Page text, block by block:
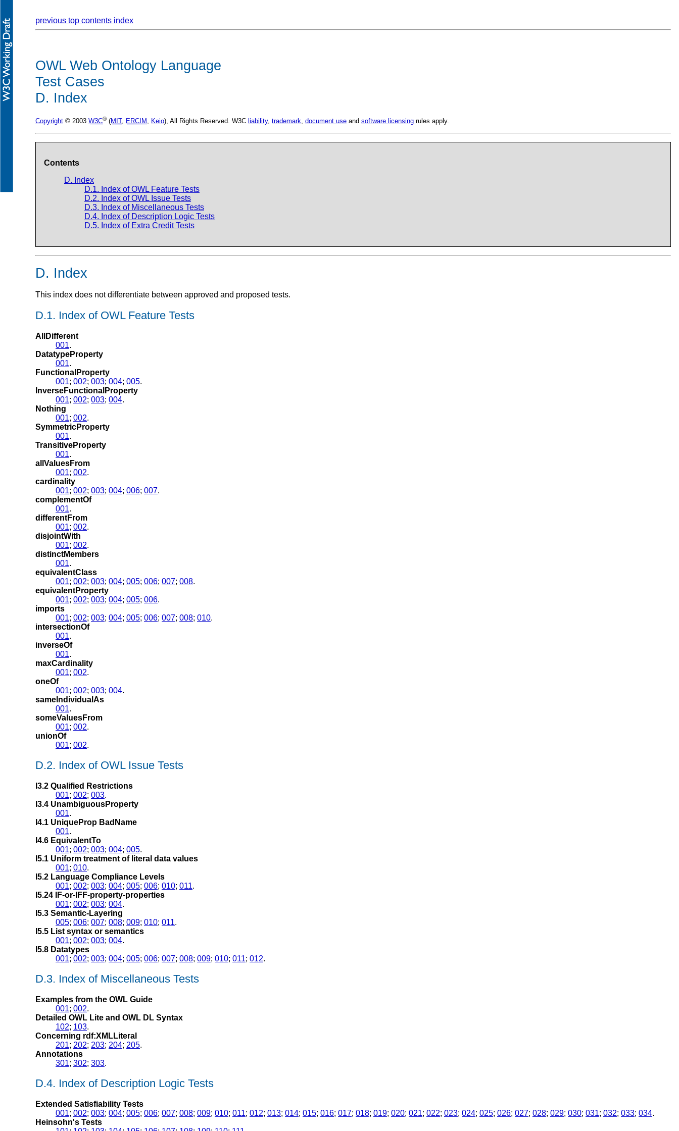
previous top contents index
OWL Web Ontology Language
Test Cases
D. Index
Copyright © 2003 W3C® (MIT, ERCIM Keio), All Rights Reserved. W3C liability, trademark document use and software licensing rules apply.
Contents
D. Index
D.1. Index of OWL Feature Tests
D.2. Index of OWL Issue Tests
D.3. Index of Miscellaneous Tests
D.4. Index of Description Logic Tests
D.5. Index of Extra Credit Tests
D. Index
This index does not differentiate between approved and proposed tests.
D.1. Index of OWL Feature Tests
AllDifferent
001.
DatatypeProperty
001.
FunctionalProperty
001; 002; 003; 004; 005.
InverseFunctionalProperty
001; 002; 003; 004.
Nothing
001; 002.
SymmetricProperty
001.
TransitiveProperty
001.
allValuesFrom
001; 002.
cardinality
001; 002; 003; 004; 006; 007.
complementOf
001.
differentFrom
001; 002.
disjointWith
001; 002.
distinctMembers
001.
equivalentClass
001; 002; 003; 004; 005; 006; 007; 008.
equivalentProperty
001; 002; 003; 004; 005; 006.
imports
001; 002; 003; 004; 005; 006; 007; 008; 010.
intersectionOf
001.
inverseOf
001.
maxCardinality
001; 002.
oneOf
001; 002; 003; 004.
sameIndividualAs
001.
someValuesFrom
001; 002.
unionOf
001; 002.
D.2. Index of OWL Issue Tests
I3.2 Qualified Restrictions
001; 002; 003.
I3.4 UnambiguousProperty
001.
I4.1 UniqueProp BadName
001.
I4.6 EquivalentTo
001; 002; 003; 004; 005.
I5.1 Uniform treatment of literal data values
001; 010.
I5.2 Language Compliance Levels
001; 002; 003; 004; 005; 006; 010; 011.
I5.24 IF-or-IFF-property-properties
001; 002; 003; 004.
I5.3 Semantic-Layering
005; 006; 007; 008; 009; 010; 011.
I5.5 List syntax or semantics
001; 002; 003; 004.
I5.8 Datatypes
001; 002; 003; 004; 005; 006; 007; 008; 009; 010; 011; 012.
D.3. Index of Miscellaneous Tests
Examples from the OWL Guide
001; 002.
Detailed OWL Lite and OWL DL Syntax
102; 103.
Concerning rdf:XMLLiteral
201; 202; 203; 204; 205.
Annotations
301; 302; 303.
D.4. Index of Description Logic Tests
Extended Satisfiability Tests
001; 002; 003; 004; 005; 006; 007; 008; 009; 010; 011; 012; 013; 014; 015; 016; 017; 018; 019; 020; 021; 022; 023; 024; 025; 026; 027; 028; 029; 030; 031; 032; 033; 034.
Heinsohn's Tests